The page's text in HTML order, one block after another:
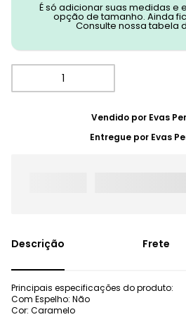
É só adicionar suas medidas e
opção de tamanho. Ainda
Consulte nossa tabela
Vendido por Evas
Entregue por Evas
Frete
Principais especificações do produto:
Com Espelho: Não
Cor: Caramelo